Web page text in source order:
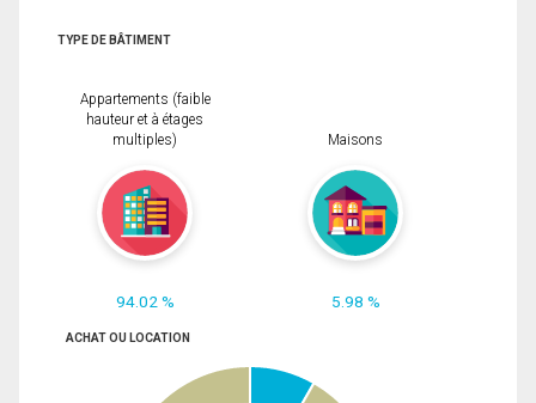
TYPE DE BÂTIMENT
Appartements (faible
hauteur et à étages
multiples)
94.02 %
Maisons
5.98 %
ACHAT OU LOCATION